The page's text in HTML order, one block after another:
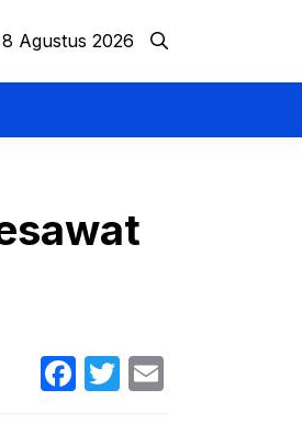
Agustus 2026
Facebook
Twitter